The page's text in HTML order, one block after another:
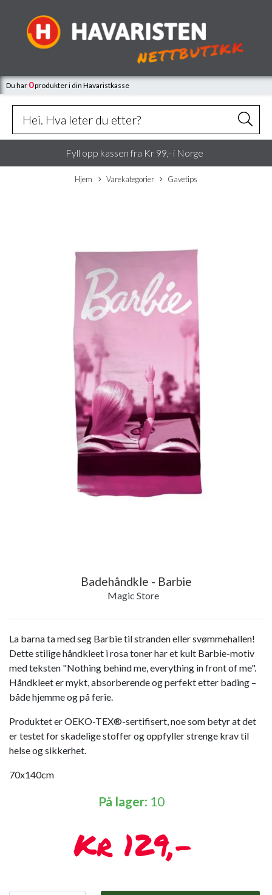
Du har 0produkteri din Havaristkasse
Fyll opp kassen fra Kr 99,- i Norge
Hjem Varekategorier Gavetips
Badehåndkle - Barbie
Magic Store
La barna ta med seg Barbie til stranden eller svømmehallen!
Dette stilige håndkleet i rosa toner har et kult Barbie-motiv
med teksten "Nothing behind me, everything in front of me".
Håndkleet er mykt, absorberende og perfekt etter bading –
både hjemme og på ferie.
Produktet er OEKO-TEX®-sertifisert, noe som betyr at det
er testet for skadelige stoffer og oppfyller strenge krav til
helse og sikkerhet.
70x140cm
På lager: 10
129,-